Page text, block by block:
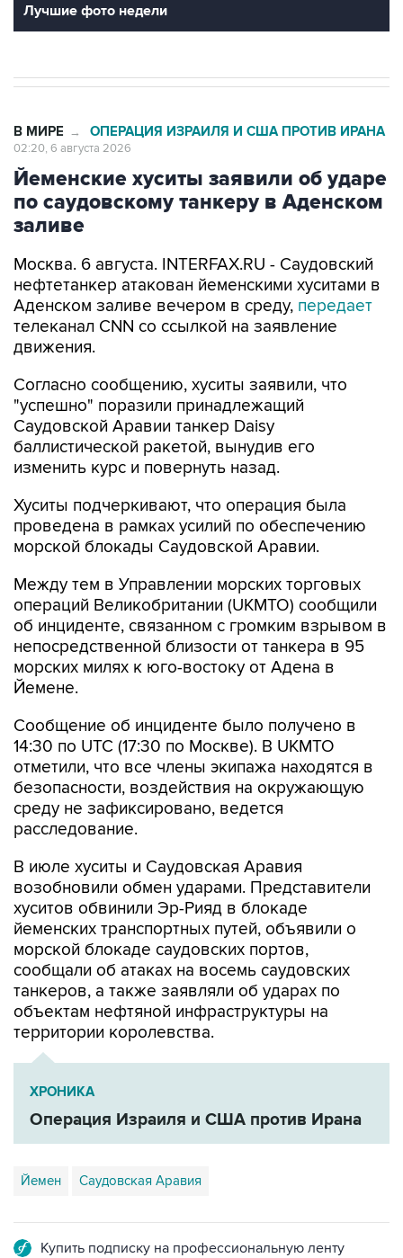
Лучшие фото недели
В МИРЕ → ОПЕРАЦИЯ ИЗРАИЛЯ И США ПРОТИВ ИРАНА
02:20, 6 августа 2026
Йеменские хуситы заявили об ударе
по саудовскому танкеру в Аденском
заливе
Москва. 6 августа. INTERFAX.RU - Саудовский
нефтетанкер атакован йеменскими хуситами в
Аденском заливе вечером в среду, передает
телеканал CNN со ссылкой на заявление
движения.
Согласно сообщению, хуситы заявили, что
"успешно" поразили принадлежащий
Саудовской Аравии танкер Daisy
баллистической ракетой, вынудив его
изменить курс и повернуть назад.
Хуситы подчеркивают, что операция была
проведена в рамках усилий по обеспечению
морской блокады Саудовской Аравии.
Между тем в Управлении морских торговых
операций Великобритании (UKMTO) сообщили
об инциденте, связанном с громким взрывом в
непосредственной близости от танкера в 95
морских милях к юго-востоку от Адена в
Йемене.
Сообщение об инциденте было получено в
14:30 по UTC (17:30 по Москве). В UKMTO
отметили, что все члены экипажа находятся в
безопасности, воздействия на окружающую
среду не зафиксировано, ведется
расследование.
В июле хуситы и Саудовская Аравия
возобновили обмен ударами. Представители
хуситов обвинили Эр-Рияд в блокаде
йеменских транспортных путей, объявили о
морской блокаде саудовских портов,
сообщали об атаках на восемь саудовских
танкеров, а также заявляли об ударах по
объектам нефтяной инфраструктуры на
территории королевства.
ХРОНИКА
Операция Израиля и США против Ирана
Йемен Саудовская Аравия
Купить подписку на профессиональную ленту